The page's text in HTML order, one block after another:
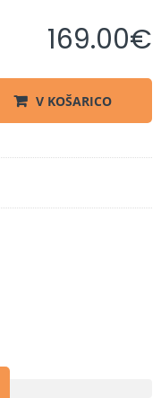
169.00€
V KOŠARICO